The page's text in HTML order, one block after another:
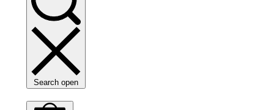
Search open